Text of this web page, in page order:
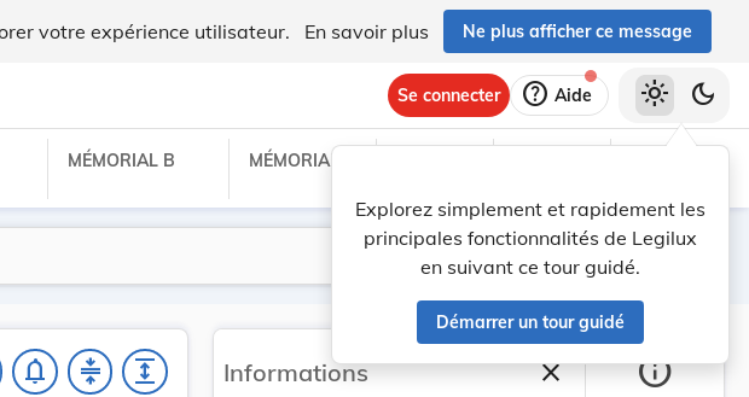
votre expérience utilisateur. En savoir plus Ne plus afficher ce message
Se connecter help Aide
Explorez simplement et rapidement les
principales fonctionnalités de Legilux
en suivant ce tour guidé.
Démarrer un tour guidé
light_mode dark_mode
MÉMORIAL B MÉMORIAL C
Lancer la recherche
Filtres
notifications_none compress expand Informations closeFermer la barre
info